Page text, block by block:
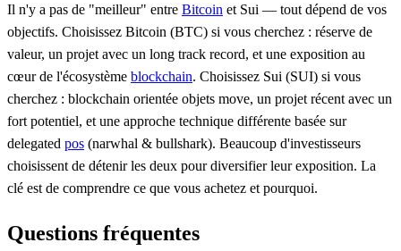
Il n'y a pas de "meilleur" entre Bitcoin et Sui — tout dépend de vos
objectifs. Choisissez Bitcoin (BTC) si vous cherchez : réserve de
valeur, un projet avec un long track record, et une exposition au
cœur de l'écosystème blockchain. Choisissez Sui (SUI) si vous
cherchez : blockchain orientée objets move, un projet récent avec un
fort potentiel, et une approche technique différente basée sur
delegated pos (narwhal & bullshark). Beaucoup d'investisseurs
choisissent de détenir les deux pour diversifier leur exposition. La
clé est de comprendre ce que vous achetez et pourquoi.
Questions fréquentes